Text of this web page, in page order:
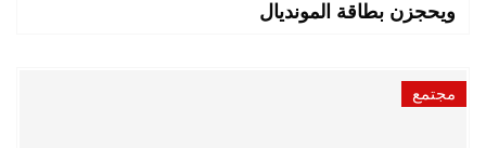
ويحجزن بطاقة المونديال
مجتمع